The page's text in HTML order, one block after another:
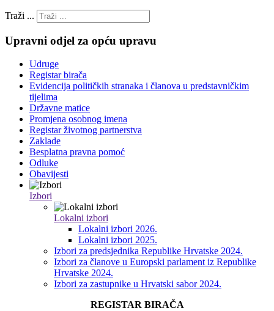
Traži ...
Upravni odjel za opću upravu
Udruge
Registar birača
Evidencija političkih stranaka i članova u predstavničkim
tijelima
Državne matice
Promjena osobnog imena
Registar životnog partnerstva
Zaklade
Besplatna pravna pomoć
Odluke
Obavijesti
Izbori
Lokalni izbori
Lokalni izbori 2026.
Lokalni izbori 2025.
Izbori za predsjednika Republike Hrvatske 2024.
Izbori za članove u Europski parlament iz Republike
Hrvatske 2024.
Izbori za zastupnike u Hrvatski sabor 2024.
REGISTAR BIRAČA